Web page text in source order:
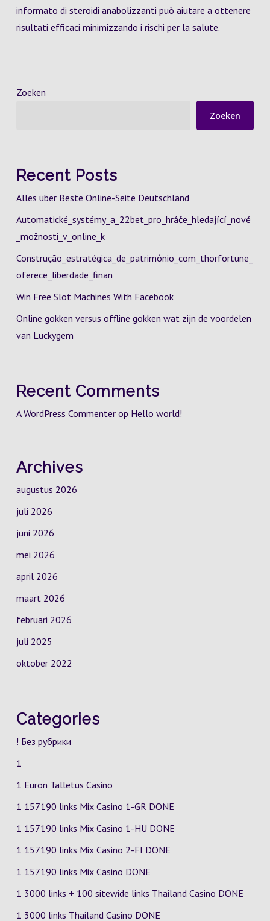
informato di steroidi anabolizzanti può aiutare a ottenere
risultati efficaci minimizzando i rischi per la salute.
Zoeken
Zoeken
Recent Posts
Alles über Beste Online-Seite Deutschland
Automatické_systémy_a_22bet_pro_hráče_hledající_nové
_možnosti_v_online_k
Construção_estratégica_de_patrimônio_com_thorfortune_
oferece_liberdade_finan
Win Free Slot Machines With Facebook
Online gokken versus offline gokken wat zijn de voordelen
van Luckygem
Recent Comments
A WordPress Commenterop Hello world!
Archives
augustus 2026
juli 2026
juni 2026
mei 2026
april 2026
maart 2026
februari 2026
juli 2025
oktober 2022
Categories
! Без рубрики
1
1 Euron Talletus Casino
1 157190 links Mix Casino 1-GR DONE
1 157190 links Mix Casino 1-HU DONE
1 157190 links Mix Casino 2-FI DONE
1 157190 links Mix Casino DONE
1 3000 links + 100 sitewide links Thailand Casino DONE
1 3000 links Thailand Casino DONE